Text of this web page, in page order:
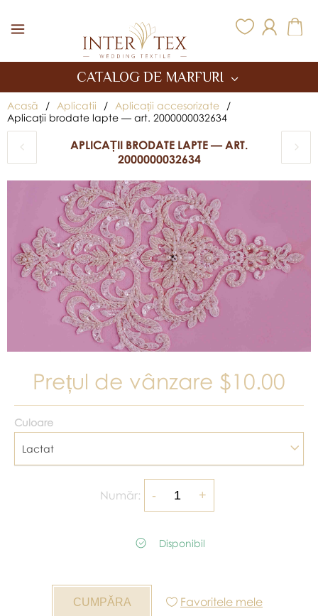
CATALOG DE MARFURI
Acasă / Aplicatii / Aplicații accesorizate
/
Aplicații brodate lapte — art. 2000000032634
APLICAȚII BRODATE LAPTE — ART.
2000000032634
Prețul de vânzare $10.00
Culoare
Lactat
Număr:
Disponibil
Favoritele mele